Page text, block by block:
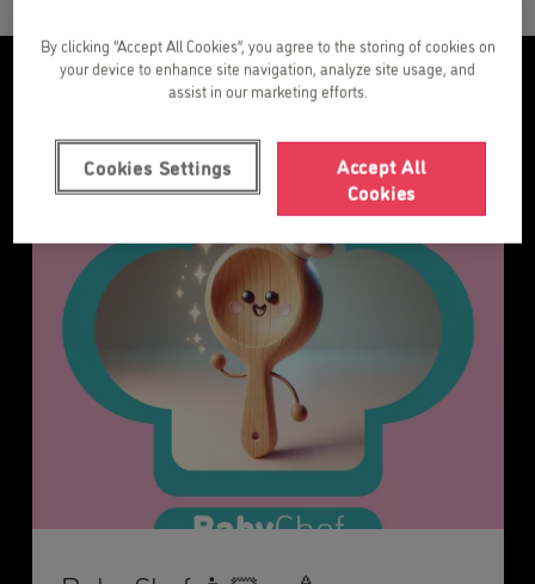
Noticias
By clicking “Accept All Cookies”, you agree to the storing of cookies on
your device to enhance site navigation, analyze site usage, and
assist in our marketing efforts.
Accept All
Cookies
Cookies Settings